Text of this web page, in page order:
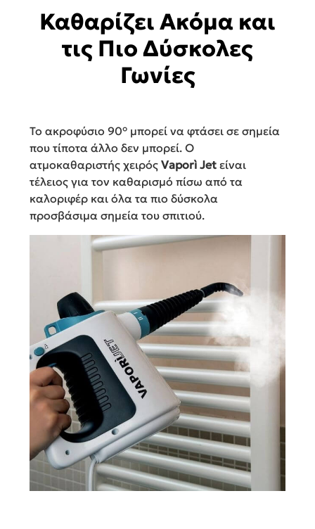
Καθαρίζει Ακόμα και
τις Πιο Δύσκολες
Γωνίες
Το ακροφύσιο 90° μπορεί να φτάσει σε σημεία
που τίποτα άλλο δεν μπορεί. Ο
ατμοκαθαριστής χειρός Vaporì Jet είναι
τέλειος για τον καθαρισμό πίσω από τα
καλοριφέρ και όλα τα πιο δύσκολα
προσβάσιμα σημεία του σπιτιού.